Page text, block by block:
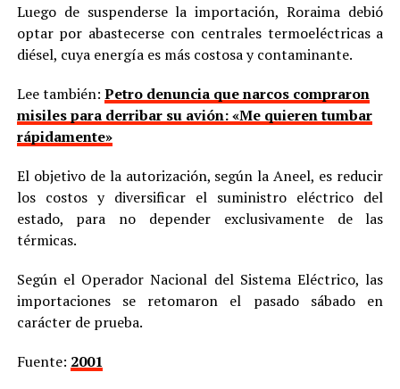
Luego de suspenderse la importación, Roraima debió
optar por abastecerse con centrales termoeléctricas a
diésel, cuya energía es más costosa y contaminante.
Lee también: Petro denuncia que narcos compraron
misiles para derribar su avión: «Me quieren tumbar
rápidamente»
El objetivo de la autorización, según la Aneel, es reducir
los costos y diversificar el suministro eléctrico del
estado, para no depender exclusivamente de las
térmicas.
Según el Operador Nacional del Sistema Eléctrico, las
importaciones se retomaron el pasado sábado en
carácter de prueba.
Fuente: 2001